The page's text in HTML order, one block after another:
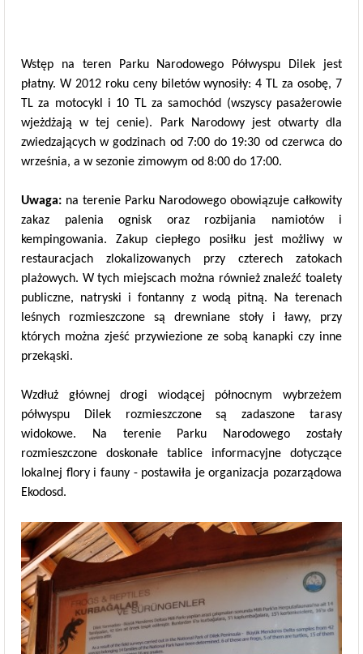
Wstęp na teren Parku Narodowego Półwyspu Dilek jest
płatny. W 2012 roku ceny biletów wynosiły: 4 TL za osobę, 7
TL za motocykl i 10 TL za samochód (wszyscy pasażerowie
wjeżdżają w tej cenie). Park Narodowy jest otwarty dla
zwiedzających w godzinach od 7:00 do 19:30 od czerwca do
września, a w sezonie zimowym od 8:00 do 17:00.
Uwaga: na terenie Parku Narodowego obowiązuje całkowity
zakaz palenia ognisk oraz rozbijania namiotów i
kempingowania. Zakup ciepłego posiłku jest możliwy w
restauracjach zlokalizowanych przy czterech zatokach
plażowych. W tych miejscach można również znaleźć toalety
publiczne, natryski i fontanny z wodą pitną. Na terenach
leśnych rozmieszczone są drewniane stoły i ławy, przy
których można zjeść przywiezione ze sobą kanapki czy inne
przekąski.
Wzdłuż głównej drogi wiodącej północnym wybrzeżem
półwyspu Dilek rozmieszczone są zadaszone tarasy
widokowe. Na terenie Parku Narodowego zostały
rozmieszczone doskonałe tablice informacyjne dotyczące
lokalnej flory i fauny - postawiła je organizacja pozarządowa
Ekodosd.